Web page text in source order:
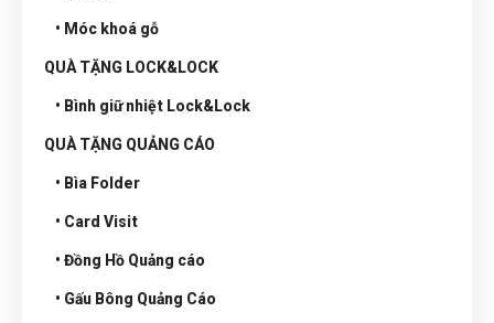
• Móc khoá gỗ
QUÀ TẶNG LOCK&LOCK
• Bình giữ nhiệt Lock&Lock
QUÀ TẶNG QUẢNG CÁO
• Bìa Folder
• Card Visit
• Đồng Hồ Quảng cáo
• Gấu Bông Quảng Cáo